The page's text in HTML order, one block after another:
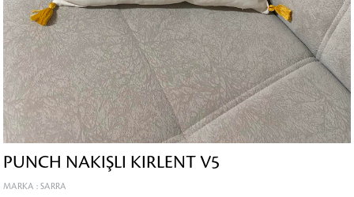
PUNCH NAKIŞLI KIRLENT V5
MARKA : SARRA